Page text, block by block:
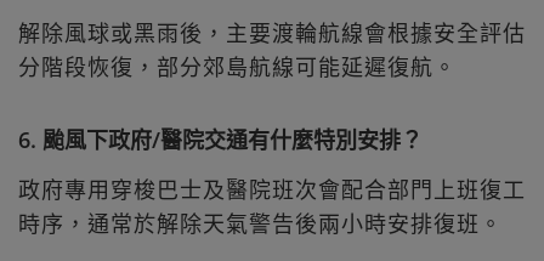
解除風球或黑雨後，主要渡輪航線會根據安全評估
分階段恢復，部分郊島航線可能延遲復航。
6. 颱風下政府/醫院交通有什麼特別安排？
政府專用穿梭巴士及醫院班次會配合部門上班復工
時序，通常於解除天氣警告後兩小時安排復班。